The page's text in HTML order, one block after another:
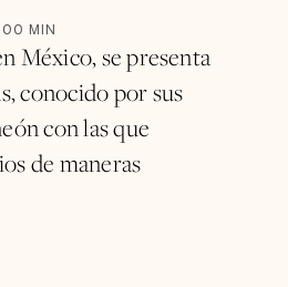
00 MIN
México, se presenta
conocido por sus
con las que
de maneras